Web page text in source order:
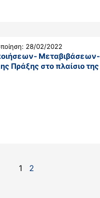
28/02/2022
Μεταβιβάσεων-
Πράξης στο πλαίσιο της
1 2